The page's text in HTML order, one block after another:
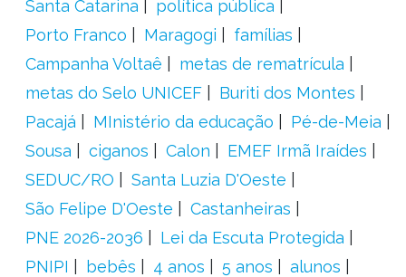
Santa Catarina
política pública
Porto Franco
Maragogi
famílias
Campanha Voltaê
metas de rematrícula
metas do Selo UNICEF
Buriti dos Montes
Pacajá
MInistério da educação
Pé-de-Meia
Sousa
ciganos Calon
EMEF Irmã Iraídes
SEDUC/RO
Santa Luzia D'Oeste
São Felipe D'Oeste
Castanheiras
PNE 2026-2036
Lei da Escuta Protegida
PNIPI
bebês 4 anos 5 anos
alunos